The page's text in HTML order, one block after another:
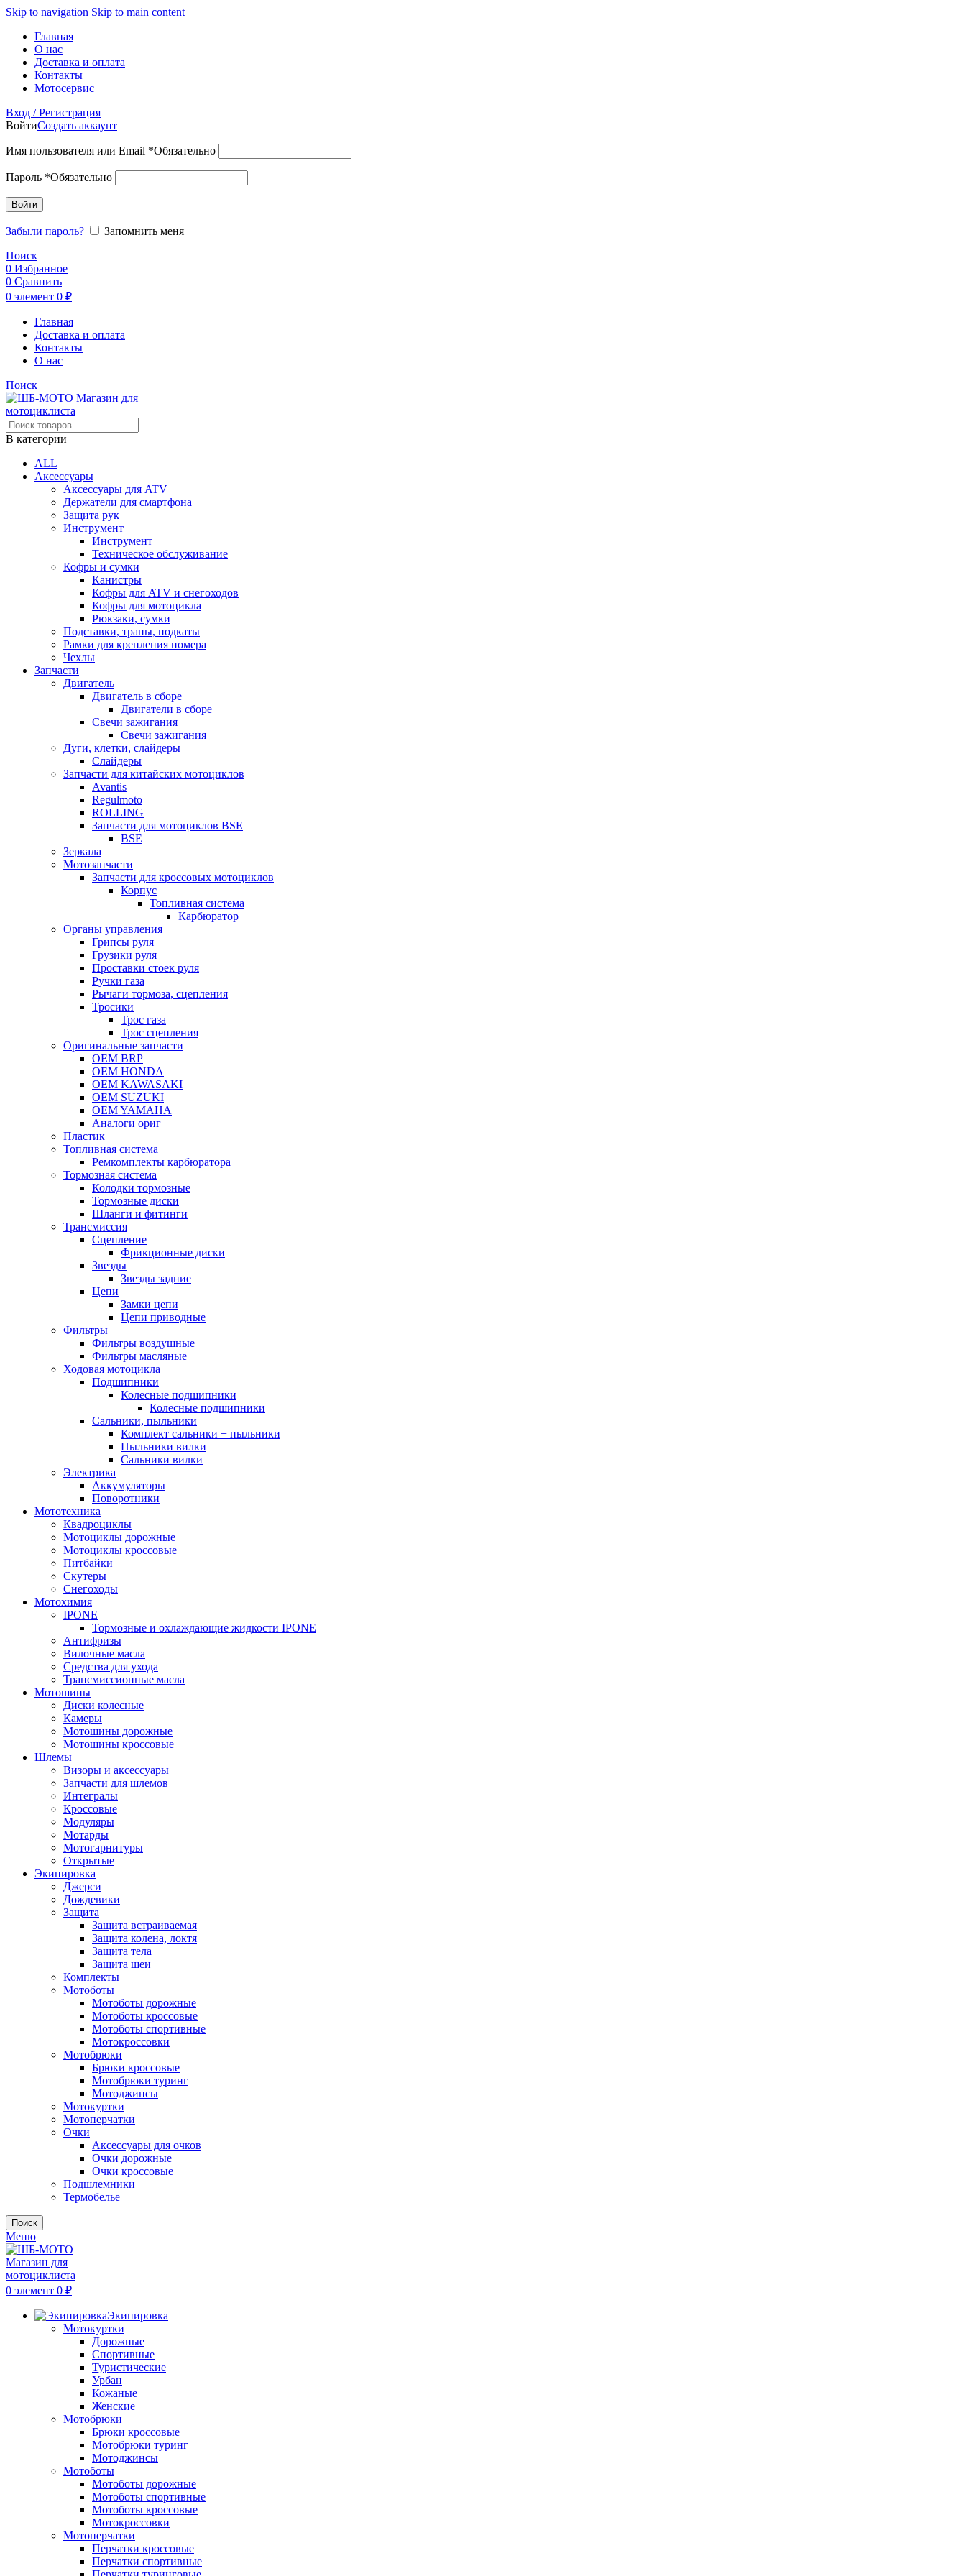
Skip to navigation Skip to main content
Главная
О нас
Доставка и оплата
Контакты
Мотосервис
Вход / Регистрация
ВойтиСоздать аккаунт
Имя пользователя или Email *Обязательно
Пароль *Обязательно
Войти
Забыли пароль?
Запомнить меня
Поиск
0 Избранное
0 Сравнить
0 элемент 0 ₽
Главная
Доставка и оплата
Контакты
О нас
Поиск
В категории
ALL
Аксессуары
Аксессуары для ATV
Держатели для смартфона
Защита рук
Инструмент
Инструмент
Техническое обслуживание
Кофры и сумки
Канистры
Кофры для ATV и снегоходов
Кофры для мотоцикла
Рюкзаки, сумки
Подставки, трапы, подкаты
Рамки для крепления номера
Чехлы
Запчасти
Двигатель
Двигатель в сборе
Двигатели в сборе
Свечи зажигания
Свечи зажигания
Дуги, клетки, слайдеры
Слайдеры
Запчасти для китайских мотоциклов
Avantis
Regulmoto
ROLLING
Запчасти для мотоциклов BSE
BSE
Зеркала
Мотозапчасти
Запчасти для кроссовых мотоциклов
Корпус
Топливная система
Карбюратор
Органы управления
Грипсы руля
Грузики руля
Проставки стоек руля
Ручки газа
Рычаги тормоза, сцепления
Тросики
Трос газа
Трос сцепления
Оригинальные запчасти
OEM BRP
OEM HONDA
OEM KAWASAKI
OEM SUZUKI
OEM YAMAHA
Аналоги ориг
Пластик
Топливная система
Ремкомплекты карбюратора
Тормозная система
Колодки тормозные
Тормозные диски
Шланги и фитинги
Трансмиссия
Cцепление
Фрикционные диски
Звезды
Звезды задние
Цепи
Замки цепи
Цепи приводные
Фильтры
Фильтры воздушные
Фильтры масляные
Ходовая мотоцикла
Подшипники
Колесные подшипники
Колесные подшипники
Сальники, пыльники
Комплект сальники + пыльники
Пыльники вилки
Сальники вилки
Электрика
Аккумуляторы
Поворотники
Мототехника
Квадроциклы
Мотоциклы дорожные
Мотоциклы кроссовые
Питбайки
Скутеры
Снегоходы
Мотохимия
IPONE
Тормозные и охлаждающие жидкости IPONE
Антифризы
Вилочные масла
Средства для ухода
Трансмиссионные масла
Мотошины
Диски колесные
Камеры
Мотошины дорожные
Мотошины кроссовые
Шлемы
Визоры и аксессуары
Запчасти для шлемов
Интегралы
Кроссовые
Модуляры
Мотарды
Мотогарнитуры
Открытые
Экипировка
Джерси
Дождевики
Защита
Защита встраиваемая
Защита колена, локтя
Защита тела
Защита шеи
Комплекты
Мотоботы
Мотоботы дорожные
Мотоботы кроссовые
Мотоботы спортивные
Мотокроссовки
Мотобрюки
Брюки кроссовые
Мотобрюки туринг
Мотоджинсы
Мотокуртки
Мотоперчатки
Очки
Аксессуары для очков
Очки дорожные
Очки кроссовые
Подшлемники
Термобелье
Поиск
Меню
0 элемент 0 ₽
Экипировка
Мотокуртки
Дорожные
Спортивные
Туристические
Урбан
Кожаные
Женские
Мотобрюки
Брюки кроссовые
Мотобрюки туринг
Мотоджинсы
Мотоботы
Мотоботы дорожные
Мотоботы спортивные
Мотоботы кроссовые
Мотокроссовки
Мотоперчатки
Перчатки кроссовые
Перчатки спортивные